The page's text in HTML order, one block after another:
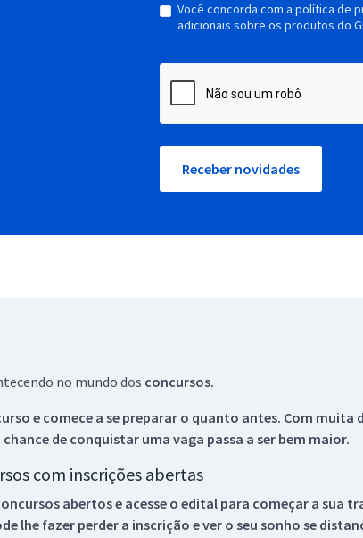
Você concorda com a política de
adicionais sobre os produtos do
Receber novidades
no mundo dos concursos.
e comece a se preparar o quanto antes. Com muita
de conquistar uma vaga passa a ser bem maior.
com inscrições abertas
abertos e acesse o edital para começar a sua
lhe fazer perder a inscrição e ver o seu sonho se